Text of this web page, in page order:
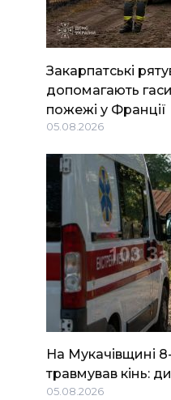
Закарпатські
допомагають
пожежі у Франції
05.08.2026
На Мукачівщині
травмував кінь:
05.08.2026